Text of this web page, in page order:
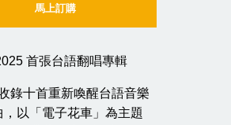
馬上訂購
首張台語翻唱專輯
錄十首重新喚醒台語音樂
，以「電子花車」為主題